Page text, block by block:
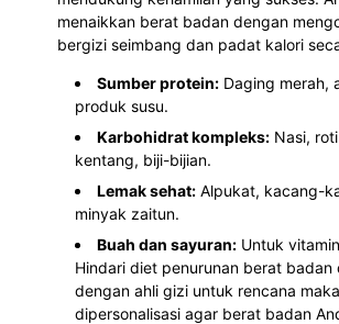
menaikkan berat badan dengan
bergizi seimbang dan padat kalori
Sumber protein: Daging merah,
produk susu.
Karbohidrat kompleks: Nasi,
kentang, biji-bijian.
Lemak sehat: Alpukat, kacang-
minyak zaitun.
Buah dan sayuran: Untuk
Hindari diet penurunan berat badan
dengan ahli gizi untuk rencana
dipersonalisasi agar berat badan